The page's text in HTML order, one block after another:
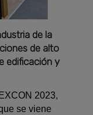
de la
de alto
edificación y
2023,
se viene